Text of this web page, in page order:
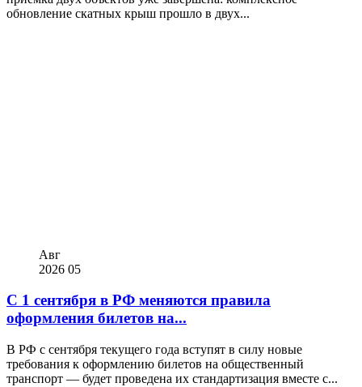
обновление скатных крыш прошло в двух...
Авг
2026 05
С 1 сентября в РФ меняются правила
оформления билетов на...
В РФ с сентября текущего года вступят в силу новые
требования к оформлению билетов на общественный
транспорт — будет проведена их стандартизация вместе с...